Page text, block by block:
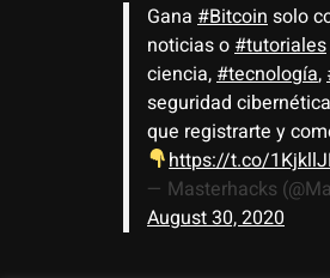
Gana #Bitcoin solo
noticias o #tutoriales
ciencia, #tecnología,
seguridad
que registrarte y
https://t.co/
— Masterhacks
August 30, 2020